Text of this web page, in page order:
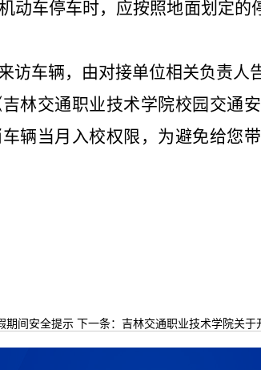
动车停车时，应按照地面划定的
访车辆，由对接单位相关负责人
林交通职业技术学院校园交通
辆当月入校权限，为避免给您
期间安全提示下一条：吉林交通职业技术学院关于